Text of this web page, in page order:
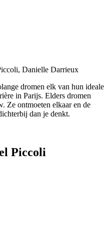
Danielle Darrieux
dromen elk van hun ideale
in Parijs. Elders dromen
Ze ontmoeten elkaar en de
dan je denkt.
Piccoli